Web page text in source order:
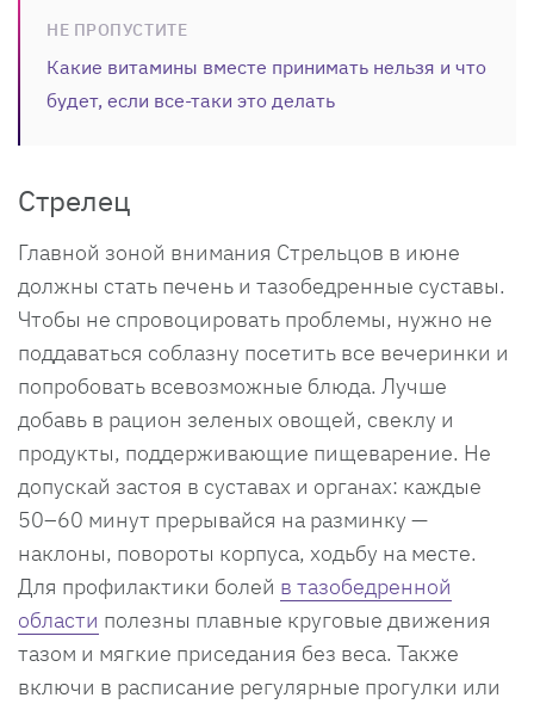
НЕ ПРОПУСТИТЕ
Какие витамины вместе принимать нельзя и что
будет, если все-таки это делать
Стрелец
Главной зоной внимания Стрельцов в июне
должны стать печень и тазобедренные суставы.
Чтобы не спровоцировать проблемы, нужно не
поддаваться соблазну посетить все вечеринки и
попробовать всевозможные блюда. Лучше
добавь в рацион зеленых овощей, свеклу и
продукты, поддерживающие пищеварение. Не
допускай застоя в суставах и органах: каждые
50–60 минут прерывайся на разминку —
наклоны, повороты корпуса, ходьбу на месте.
Для профилактики болей в тазобедренной
области полезны плавные круговые движения
тазом и мягкие приседания без веса. Также
включи в расписание регулярные прогулки или